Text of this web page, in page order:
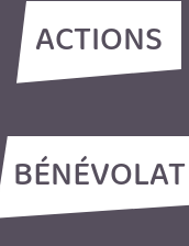
ACTIONS
BÉNÉVOLAT